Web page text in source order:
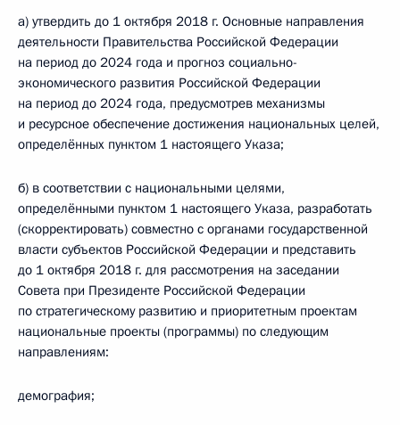
а) утвердить до 1 октября 2018 г. Основные направления
деятельности Правительства Российской Федерации
на период до 2024 года и прогноз социально-
экономического развития Российской Федерации
на период до 2024 года, предусмотрев механизмы
и ресурсное обеспечение достижения национальных целей,
определённых пунктом 1 настоящего Указа;
б) в соответствии с национальными целями,
определёнными пунктом 1 настоящего Указа, разработать
(скорректировать) совместно с органами государственной
власти субъектов Российской Федерации и представить
до 1 октября 2018 г. для рассмотрения на заседании
Совета при Президенте Российской Федерации
по стратегическому развитию и приоритетным проектам
национальные проекты (программы) по следующим
направлениям:
демография;